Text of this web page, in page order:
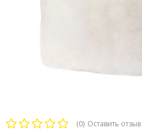
(0) Оставить отзыв